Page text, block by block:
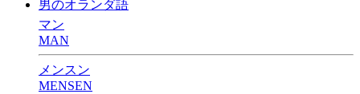
男のオランダ語
マン
MAN
メンスン
MENSEN